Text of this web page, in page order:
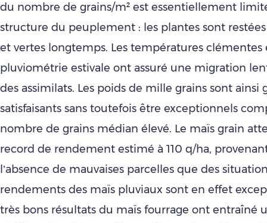
du nombre de grains/m² est essentiellement
structure du peuplement : les plantes sont
et vertes longtemps. Les températures clémentes
pluviométrie estivale ont assuré une migration
des assimilats. Les poids de mille grains sont ainsi
satisfaisants sans toutefois être exceptionnels
nombre de grains médian élevé. Le maïs grain
record de rendement estimé à 110 q/ha,
l’absence de mauvaises parcelles que des
rendements des maïs pluviaux sont en effet
très bons résultats du maïs fourrage ont entraîné